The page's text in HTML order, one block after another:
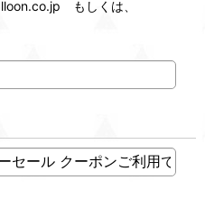
もしくは、